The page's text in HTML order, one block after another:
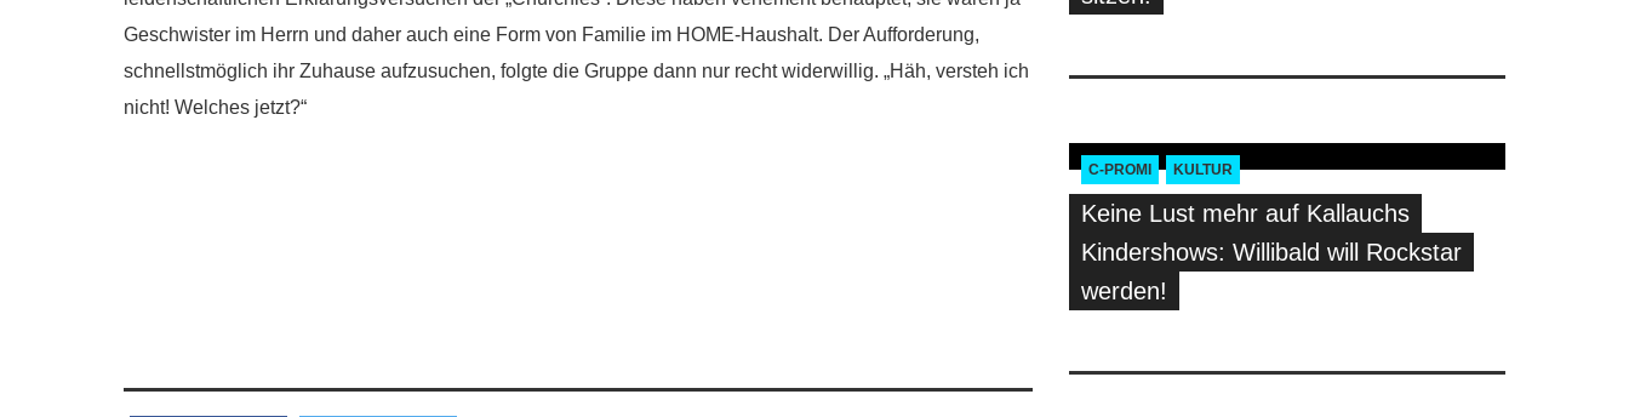
Geschwister im Herrn und daher auch eine Form von Familie im HOME-Haushalt. Der Aufforderung,
schnellstmöglich ihr Zuhause aufzusuchen, folgte die Gruppe dann nur recht widerwillig. „Häh, versteh ich
nicht! Welches jetzt?“
C-PROMI KULTUR
Keine Lust mehr auf Kallauchs
Kindershows: Willibald will Rockstar
werden!